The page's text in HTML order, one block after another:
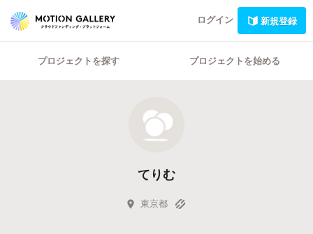
ログイン 新規登録
プロジェクトを探す プロジェクトを始める
てりむ
東京都